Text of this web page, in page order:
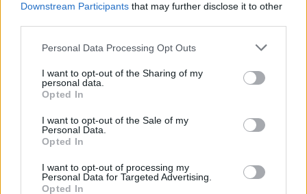
Downstream Participants that may further disclose it to other
Personal Data Processing Opt Outs
I want to opt-out of the Sharing of my
personal data.
Opted In
I want to opt-out of the Sale of my
Personal Data.
Opted In
I want to opt-out of processing my
Personal Data for Targeted Advertising.
Opted In
Dátum:2026.07.06 17:45
Csapd be az AI-t! Állítsd be itt, hogy a PC
a Google-ben.
KAPCSOLÓDÓ HÍREK